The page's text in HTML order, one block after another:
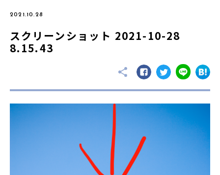
2021.10.28
スクリーンショット 2021-10-28
8.15.43